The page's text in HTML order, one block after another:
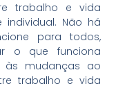
trabalho e vida
Não há
para todos,
o que funciona
mudanças ao
trabalho e vida